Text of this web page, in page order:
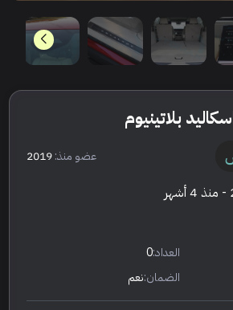
عضو منذ:2019
- منذ 4 أشهر
العداد:0
الضمان:نعم